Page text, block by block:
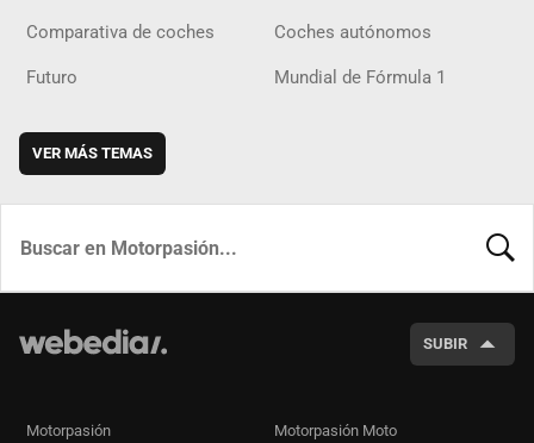
Comparativa de coches Coches autónomos
Futuro Mundial de Fórmula 1
VER MÁS TEMAS
SUBIR
Motorpasión Motorpasión Moto